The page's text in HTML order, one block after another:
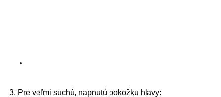
3. Pre veľmi suchú, napnutú pokožku hlavy: